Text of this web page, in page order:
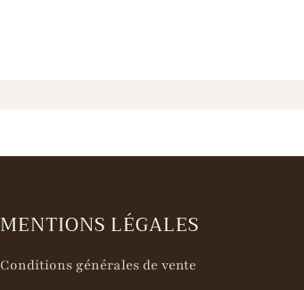
MENTIONS LÉGALES
Conditions générales de vente